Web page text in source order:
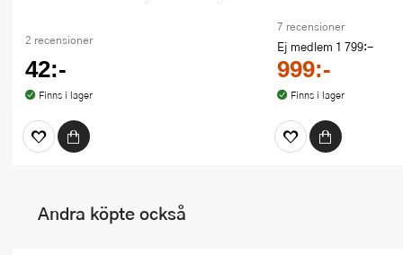
2 recensioner
42:-
Finns i lager
7 recensioner
Ej medlem 1 799:-
999:-
Finns i lager
Andra köpte också